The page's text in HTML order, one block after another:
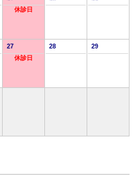
休診日
27
休診日
28 29